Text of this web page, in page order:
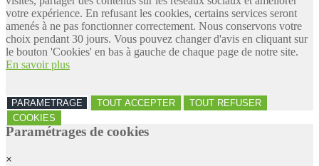
votre expérience. En refusant les cookies, certains services seront
amenés à ne pas fonctionner correctement. Nous conservons votre
choix pendant 30 jours. Vous pouvez changer d'avis en cliquant sur
le bouton 'Cookies' en bas à gauche de chaque page de notre site.
En savoir plus
PARAMETRAGE TOUT ACCEPTER
TOUT REFUSER
COOKIES
Paramétrages de cookies
×